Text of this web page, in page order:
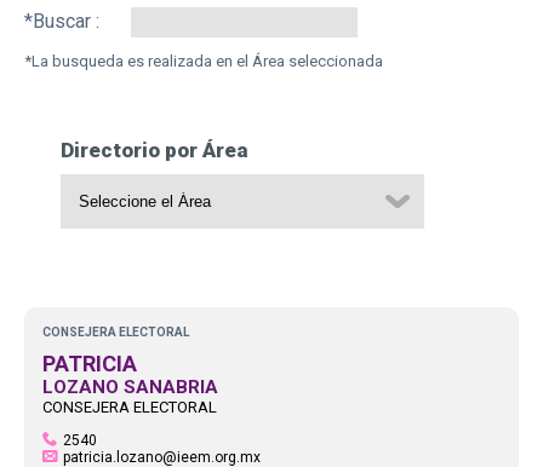
Directorio por Área
CONSEJERA ELECTORAL
PATRICIA
LOZANO SANABRIA
CONSEJERA ELECTORAL
2540
patricia.lozano@ieem.org.mx